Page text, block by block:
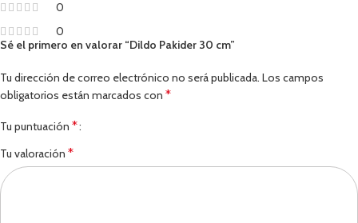
0
0
Sé el primero en valorar “Dildo Pakider 30 cm”
Tu dirección de correo electrónico no será publicada. Los campos
obligatorios están marcados con *
Tu puntuación *
Tu valoración *